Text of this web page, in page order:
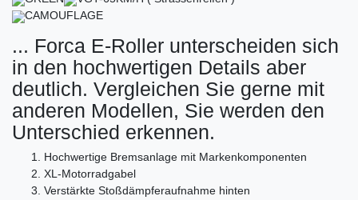
CAMOUFLAGE
... Forca E-Roller unterscheiden sich
in den hochwertigen Details aber
deutlich. Vergleichen Sie gerne mit
anderen Modellen, Sie werden den
Unterschied erkennen.
Hochwertige Bremsanlage mit Markenkomponenten
XL-Motorradgabel
Verstärkte Stoßdämpferaufnahme hinten